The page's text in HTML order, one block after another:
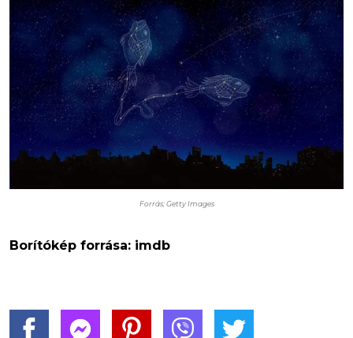
Forrás: Getty Images
Borítókép forrása: imdb